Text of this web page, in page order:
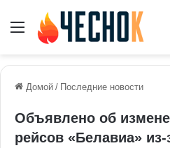
Меню
Домой / Последние новости
Объявлено об
рейсов «Белавиа»